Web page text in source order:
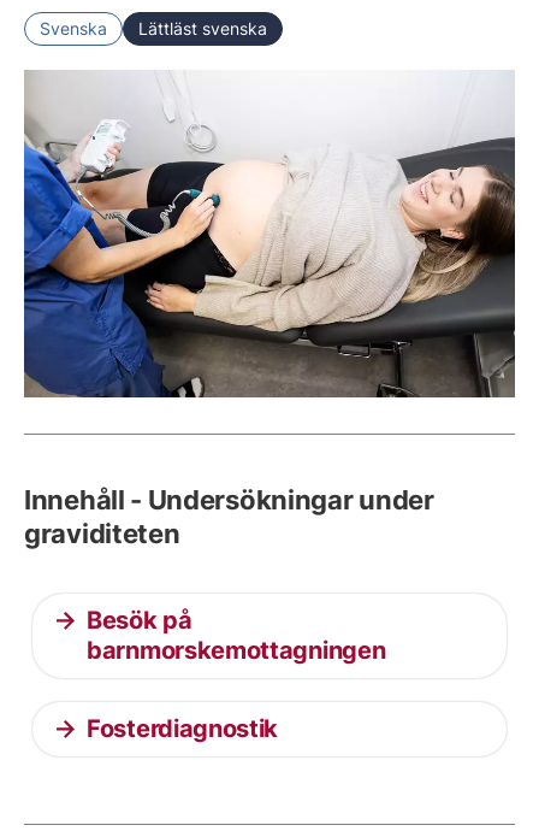
Svenska Lättläst svenska
Innehåll - Undersökningar under
graviditeten
Besök på
barnmorskemottagningen
Fosterdiagnostik